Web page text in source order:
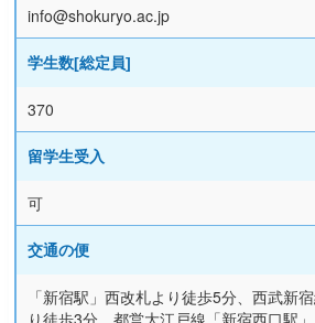
info@shokuryo.ac.jp
学生数[総定員]
370
留学生受入
可
交通の便
「新宿駅」西改札より徒歩5分、西武新